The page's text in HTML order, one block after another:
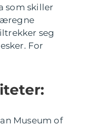
som skiller
seg
For
Museum of